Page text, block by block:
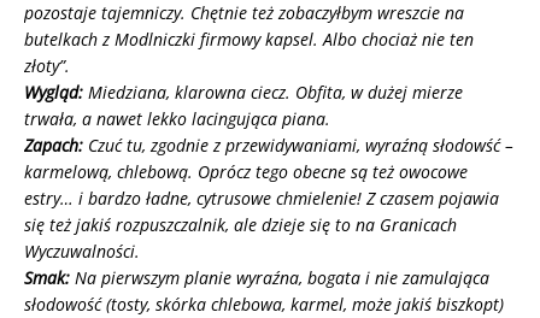
pozostaje tajemniczy. Chętnie też zobaczyłbym wreszcie na
butelkach z Modlniczki firmowy kapsel. Albo chociaż nie ten
złoty”.
Wygląd: Miedziana, klarowna ciecz. Obfita, w dużej mierze
trwała, a nawet lekko lacingująca piana.
Zapach: Czuć tu, zgodnie z przewidywaniami, wyraźną słodowść –
karmelową, chlebową. Oprócz tego obecne są też owocowe
estry… i bardzo ładne, cytrusowe chmielenie! Z czasem pojawia
się też jakiś rozpuszczalnik, ale dzieje się to na Granicach
Wyczuwalności.
Smak: Na pierwszym planie wyraźna, bogata i nie zamulająca
słodowość (tosty, skórka chlebowa, karmel, może jakiś biszkopt)